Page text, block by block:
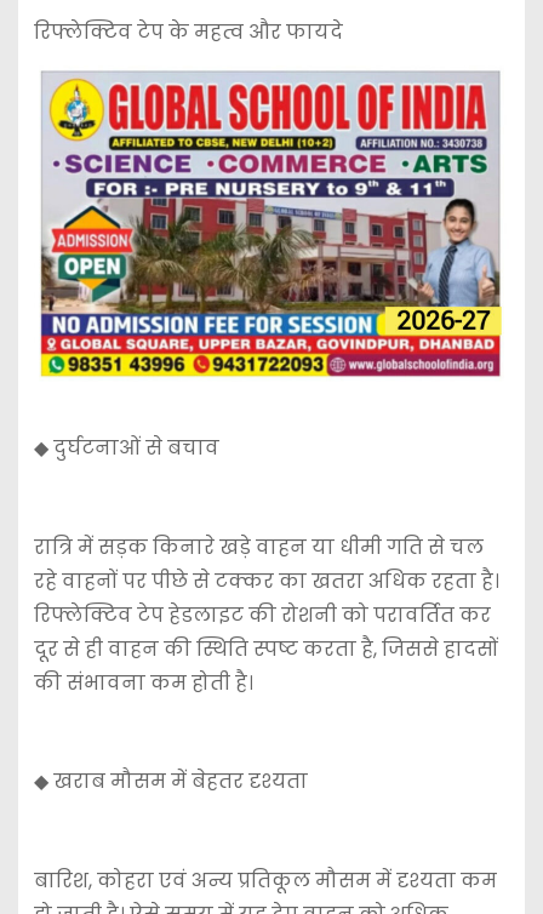
रिफ्लेक्टिव टेप के महत्व और फायदे
◆ दुर्घटनाओं से बचाव
रात्रि में सड़क किनारे खड़े वाहन या धीमी गति से चल
रहे वाहनों पर पीछे से टक्कर का खतरा अधिक रहता है।
रिफ्लेक्टिव टेप हेडलाइट की रोशनी को परावर्तित कर
दूर से ही वाहन की स्थिति स्पष्ट करता है, जिससे हादसों
की संभावना कम होती है।
◆ खराब मौसम में बेहतर दृश्यता
बारिश, कोहरा एवं अन्य प्रतिकूल मौसम में दृश्यता कम